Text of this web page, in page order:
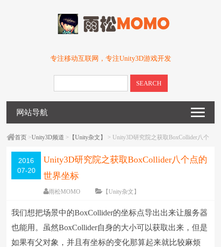
专注移动互联网，专注Unity3D游戏开发
SEARCH
网站导航
首页 >Unity3D频道 > 【Unity杂文】
> Unity3D研究院之获取BoxCollider八个
2016
07-20
Unity3D研究院之获取BoxCollider八个点的
世界坐标
雨松MOMO
【Unity杂文】
编辑日期：2016-07-20 字体：大中 小
我们想把场景中的BoxCollider的坐标点导出出来让服务器
也能用。虽然BoxCollider自身的大小可以获取出来，但是
如果有父对象，并且有坐标的变化那算起来就比较麻烦